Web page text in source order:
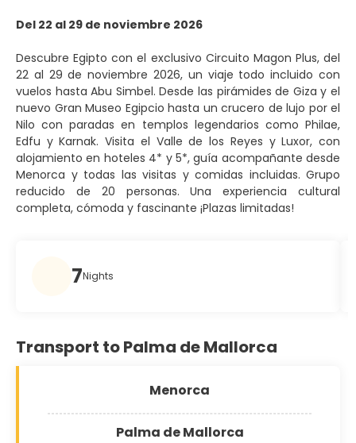
Del 22 al 29 de noviembre 2026
Descubre Egipto con el exclusivo Circuito Magon Plus, del
22 al 29 de noviembre 2026, un viaje todo incluido con
vuelos hasta Abu Simbel. Desde las pirámides de Giza y el
nuevo Gran Museo Egipcio hasta un crucero de lujo por el
Nilo con paradas en templos legendarios como Philae,
Edfu y Karnak. Visita el Valle de los Reyes y Luxor, con
alojamiento en hoteles 4* y 5*, guía acompañante desde
Menorca y todas las visitas y comidas incluidas. Grupo
reducido de 20 personas. Una experiencia cultural
completa, cómoda y fascinante ¡Plazas limitadas!
7Nights
Transport to Palma de Mallorca
Menorca
Palma de Mallorca